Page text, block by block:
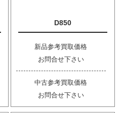
D850
新品参考買取価格
お問合せ下さい
中古参考買取価格
お問合せ下さい